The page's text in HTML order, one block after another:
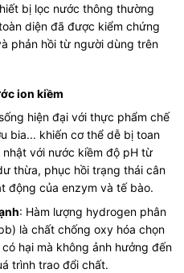
bị lọc nước thông thường
diện đã được kiểm chứng
phản hồi từ người dùng trên
ion kiềm
hiện đại với thực phẩm chế
bia... khiến cơ thể dễ bị toan
với nước kiềm độ pH từ
thừa, phục hồi trạng thái cân
động của enzym và tế bào.
: Hàm lượng hydrogen phân
là chất chống oxy hóa chọn
hại mà không ảnh hưởng đến
trình trao đổi chất.